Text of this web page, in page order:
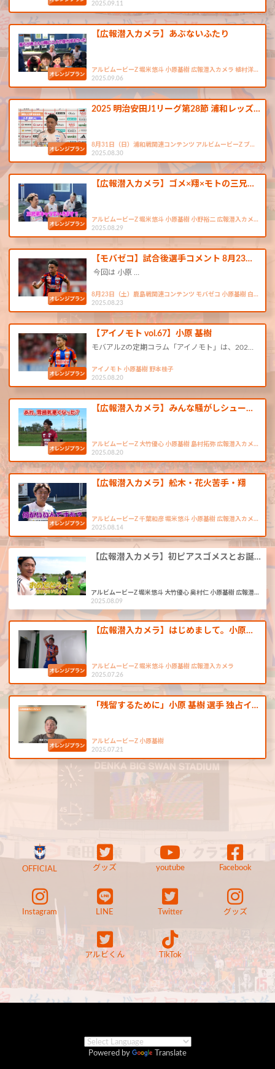
2025.09.11
【広報潜入カメラ】あぶないふたり
アルビムービーZ 堀米悠斗 小原基樹 広報潜入カメラ 植村洋…
2025.09.06
2025 明治安田J1リーグ第28節 浦和レッズ…
8月31日（日）浦和戦関連コンテンツ アルビムービーZ ブ…
2025.08.30
【広報潜入カメラ】ゴメ×翔×モトの三兄…
アルビムービーZ 堀米悠斗 小原基樹 小野裕二 広報潜入カメ…
2025.08.29
【モバゼコ】試合後選手コメント 8月23…
今回は 小原 …
8月23日（土）鹿島戦関連コンテンツ モバゼコ 小原基樹 白…
2025.08.23
【アイノモト vol.67】小原 基樹
モバアルZの定期コラム「アイノモト」は、202…
アイノモト 小原基樹 野本桂子
2025.08.20
【広報潜入カメラ】みんな騒がしシュー…
アルビムービーZ 大竹優心 小原基樹 島村拓弥 広報潜入カメ…
2025.08.20
【広報潜入カメラ】舩木・花火苦手・翔
アルビムービーZ 千葉和彦 堀米悠斗 小原基樹 広報潜入カメ…
2025.08.14
【広報潜入カメラ】初ピアスゴメスとお誕…
アルビムービーZ 堀米悠斗 大竹優心 奥村仁 小原基樹 広報潜…
2025.08.09
【広報潜入カメラ】はじめまして。小原…
アルビムービーZ 堀米悠斗 小原基樹 広報潜入カメラ
2025.07.26
「残留するために」小原 基樹 選手 独占イ…
アルビムービーZ 小原基樹
2025.07.21
OFFICIAL グッズ youtube Facebook
Instagram LINE Twitter グッズ
アルビくん TikTok
Powered by Translate